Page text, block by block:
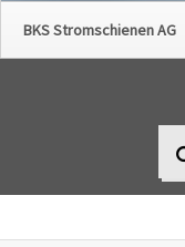
BKS Stromschienen AG